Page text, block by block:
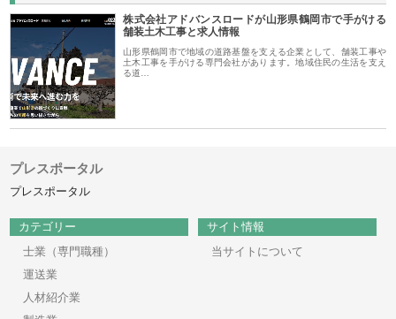
株式会社アドバンスロードが山形県鶴岡市で手がける
舗装土木工事と求人情報
山形県鶴岡市で地域の道路基盤を支える企業として、舗装工事や
土木工事を手がける専門会社があります。地域住民の生活を支え
る道…
プレスポータル
プレスポータル
カテゴリー
士業（専門職種）
運送業
人材紹介業
サイト情報
当サイトについて